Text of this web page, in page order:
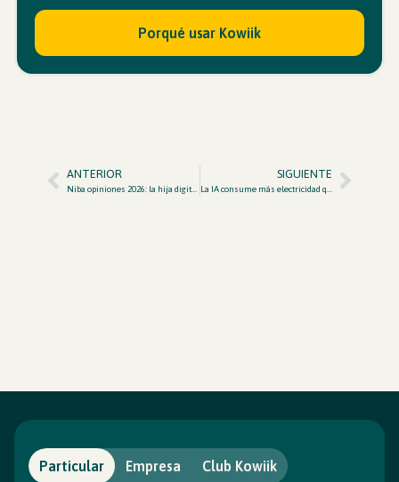
Porqué usar Kowiik
ANTERIOR
Niba opiniones 2026: la hija digital de Iberdrola que quiere cambiar las reglas
SIGUIENTE
La IA consume más electricidad que España entera y está subiendo tu factura
Particular Empresa Club Kowiik